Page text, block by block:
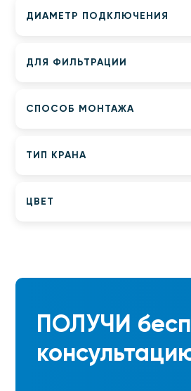
ДИАМЕТР ПОДКЛЮЧЕНИЯ
ДЛЯ ФИЛЬТРАЦИИ
СПОСОБ МОНТАЖА
ТИП КРАНА
ЦВЕТ
ПОЛУЧИ